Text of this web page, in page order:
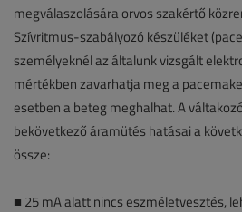
megválaszolására orvos szakértő
Szívritmus-szabályozó készüléket
személyeknél az általunk vizsgált
mértékben zavarhatja meg a
esetben a beteg meghalhat. A
bekövetkező áramütés hatásai a
össze:
■ 25 mA alatt nincs eszméletvesztés,